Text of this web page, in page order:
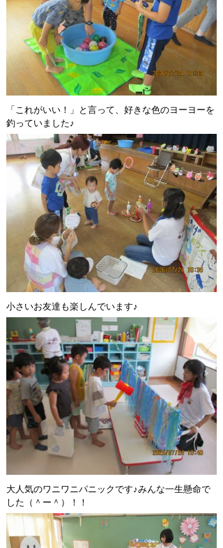
「これがいい！」と言って、好きな色のヨーヨーを
釣っていました♪
小さいお友達も楽しんでいます♪
大人気のワニワニパニックです♪みんな一生懸命で
した（＾ー＾）！！